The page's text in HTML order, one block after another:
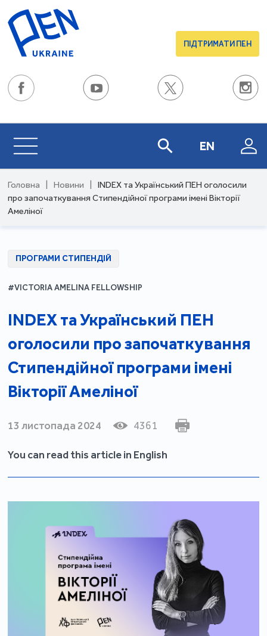
ПІДТРИМАТИ ПЕН
EN
Головна Новини
INDEX та Український ПЕН оголосили
про започаткування Стипендійної програми імені Вікторії
Амеліної
ПРОГРАМИ СТИПЕНДІЙ
#VICTORIA AMELINA FELLOWSHIP
INDEX та Український ПЕН
оголосили про започаткування
Стипендійної програми імені
Вікторії Амеліної
13 листопада 2024 4361
You can read this article in English